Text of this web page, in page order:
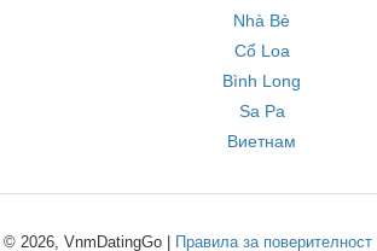
Nhà Bè
Cổ Loa
Bình Long
Sa Pa
Виетнам
© 2026, VnmDatingGo | Правила за поверителност|